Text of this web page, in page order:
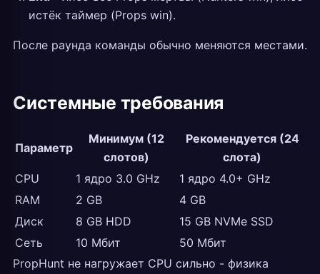
истёк таймер (Props win).
После раунда команды обычно меняются местами.
Системные требования
Параметр
Минимум (12
слотов)
Рекомендуется (24
слота)
CPU
1 ядро 3.0 GHz
1 ядро 4.0+ GHz
RAM
2 GB
4 GB
Диск
8 GB HDD
15 GB NVMe SSD
Сеть
10 Мбит
50 Мбит
PropHunt не нагружает CPU сильно - физика